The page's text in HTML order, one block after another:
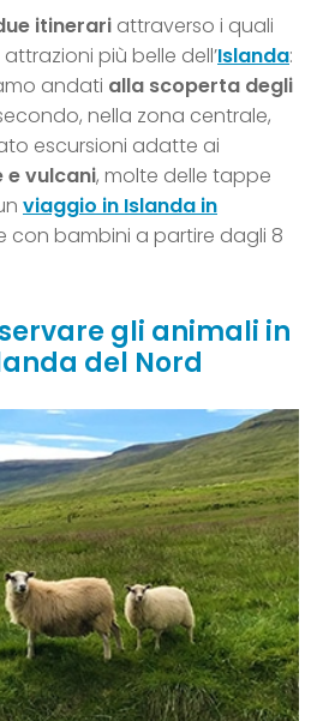
itinerari attraverso i quali
più belle dell’Islanda:
andati alla scoperta degli
nella zona centrale,
escursioni adatte ai
e vulcani, molte delle tappe
viaggio in Islanda in
con bambini a partire dagli 8
gli animali in
del Nord